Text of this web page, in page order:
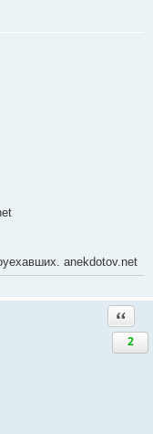
anekdotov.net
2